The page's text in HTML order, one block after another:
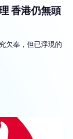
香港仍無頭
欠奉，但已浮現的